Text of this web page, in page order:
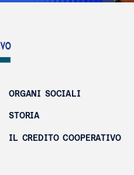
ORGANI SOCIALI
STORIA
IL CREDITO COOPERATIVO